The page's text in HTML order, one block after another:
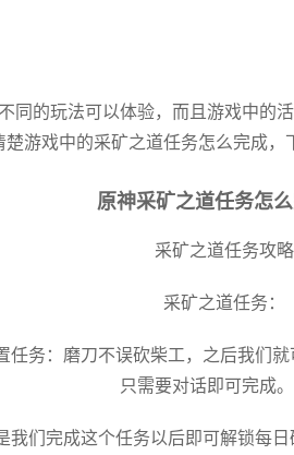
同的玩法可以体验，而且游戏中的
楚游戏中的采矿之道任务怎么完成，
原神采矿之道任务怎
采矿之道任务攻略
采矿之道任务：
任务：磨刀不误砍柴工，之后我们
只需要对话即可完成。
我们完成这个任务以后即可解锁每日